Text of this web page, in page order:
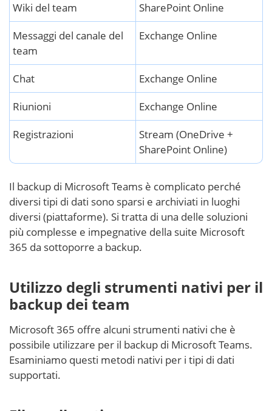
Wiki del team
SharePoint Online
Messaggi del canale del
team
Exchange Online
Chat
Exchange Online
Riunioni
Exchange Online
Registrazioni
Stream (OneDrive +
SharePoint Online)
Il backup di Microsoft Teams è complicato perché
diversi tipi di dati sono sparsi e archiviati in luoghi
diversi (piattaforme). Si tratta di una delle soluzioni
più complesse e impegnative della suite Microsoft
365 da sottoporre a backup.
Utilizzo degli strumenti nativi per il
backup dei team
Microsoft 365 offre alcuni strumenti nativi che è
possibile utilizzare per il backup di Microsoft Teams.
Esaminiamo questi metodi nativi per i tipi di dati
supportati.